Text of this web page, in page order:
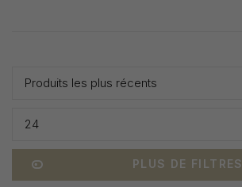
Produits les plus récents
24
PLUS DE FILTRES